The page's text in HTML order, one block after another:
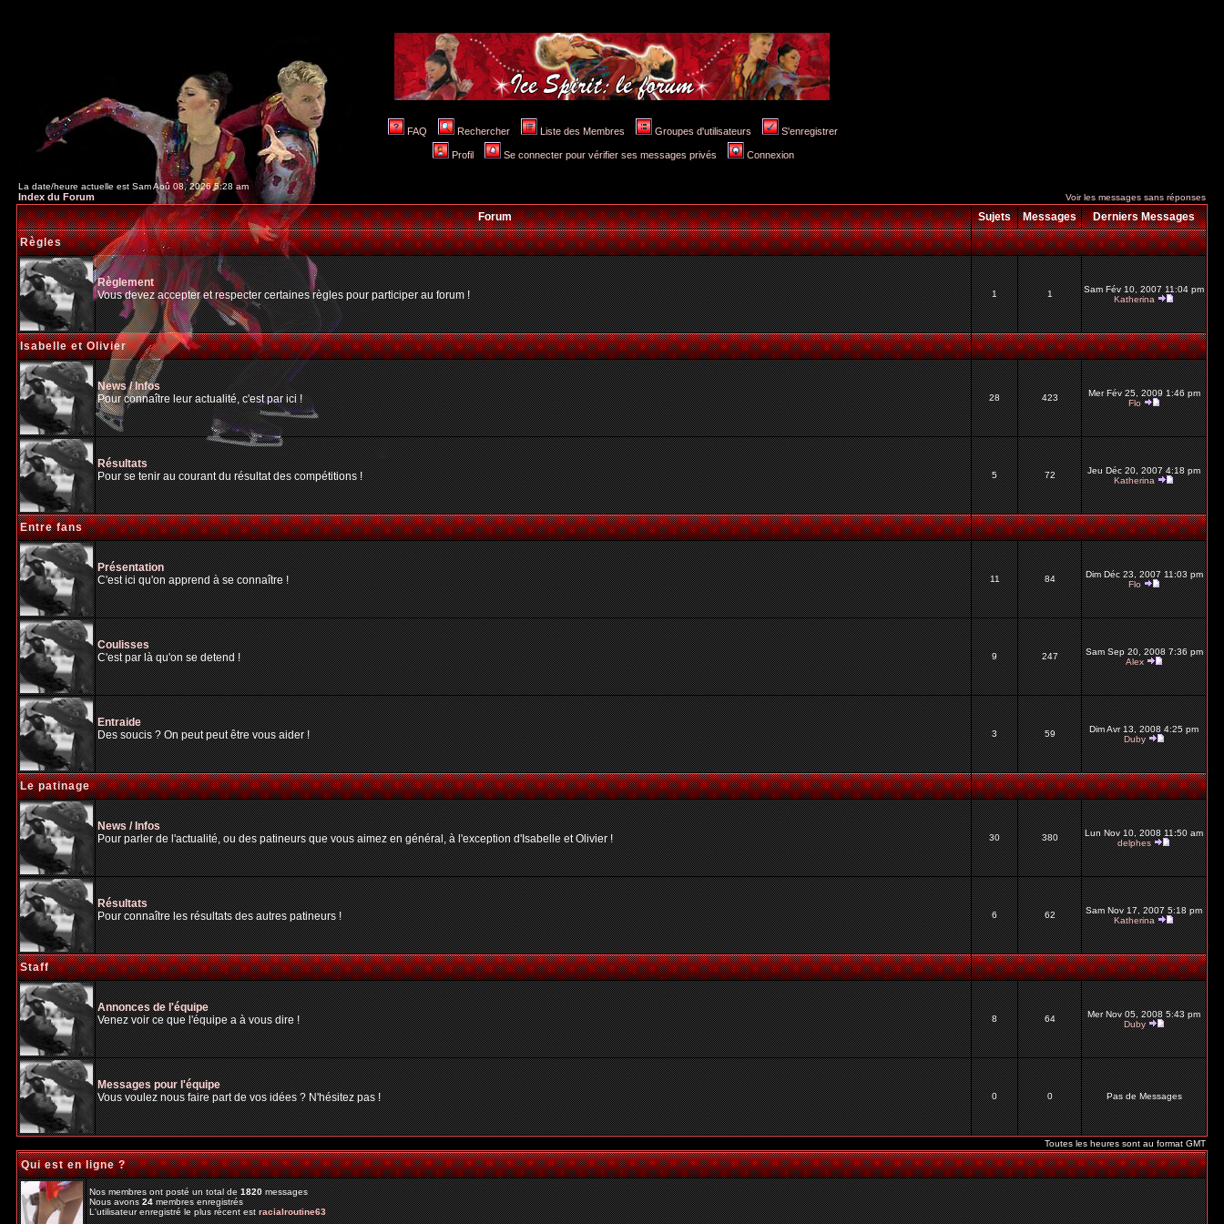
FAQ Rechercher Liste des Membres Groupes d'utilisateurs S'enregistrer
Profil Se connecter pour vérifier ses messages privés Connexion
La date/heure actuelle est Sam Aoû 08, 2026 5:28 am
Index du Forum Voir les messages sans réponses
Forum Sujets Messages
Derniers Messages
Règles
Règlement
Vous devez accepter et respecter certaines règles pour participer au forum !
1 1
Sam Fév 10, 2007 11:04 pm
Katherina
Isabelle et Olivier
News / Infos
Pour connaître leur actualité, c'est par ici !
28 423
Mer Fév 25, 2009 1:46 pm
Flo
Résultats
Pour se tenir au courant du résultat des compétitions !
5 72
Jeu Déc 20, 2007 4:18 pm
Katherina
Entre fans
Présentation
C'est ici qu'on apprend à se connaître !
11 84
Dim Déc 23, 2007 11:03 pm
Flo
Coulisses
C'est par là qu'on se detend !
9 247
Sam Sep 20, 2008 7:36 pm
Alex
Entraide
Des soucis ? On peut peut être vous aider !
3 59
Dim Avr 13, 2008 4:25 pm
Duby
Le patinage
News / Infos
Pour parler de l'actualité, ou des patineurs que vous aimez en général, à l'exception d'Isabelle et Olivier !
30 380
Lun Nov 10, 2008 11:50 am
delphes
Résultats
Pour connaître les résultats des autres patineurs !
6 62
Sam Nov 17, 2007 5:18 pm
Katherina
Staff
Annonces de l'équipe
Venez voir ce que l'équipe a à vous dire !
8 64
Mer Nov 05, 2008 5:43 pm
Duby
Messages pour l'équipe
Vous voulez nous faire part de vos idées ? N'hésitez pas !
0 0 Pas de Messages
Toutes les heures sont au format GMT
Qui est en ligne ?
Nos membres ont posté un total de1820messages
Nous avons24membres enregistrés
L'utilisateur enregistré le plus récent estracialroutine63